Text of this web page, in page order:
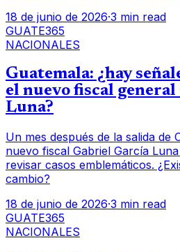
18 de junio de 2026·3 min read
GUATE365
NACIONALES
Guatemala: ¿hay
el nuevo fiscal
Luna?
Un mes después de la salida de
nuevo fiscal Gabriel García
revisar casos emblemáticos.
cambio?
18 de junio de 2026·3 min read
GUATE365
NACIONALES